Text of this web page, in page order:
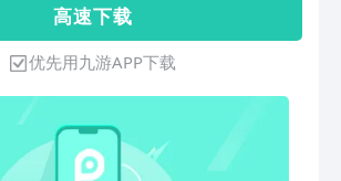
美，打造了数十款不同的地形与场景，给
玩家营造丰富爽快的游戏体验。
高 速 下 载
优先用九游APP下载